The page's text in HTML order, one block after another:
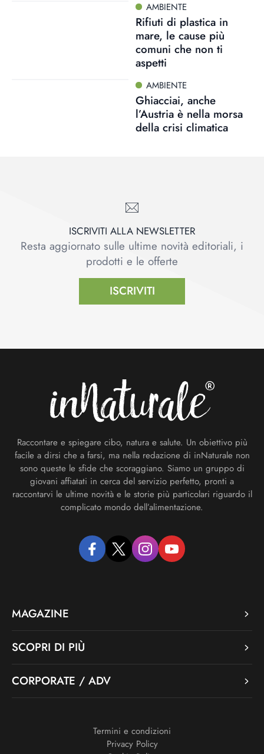
AMBIENTE
Rifiuti di plastica in
mare, le cause più
comuni che non ti
aspetti
AMBIENTE
Ghiacciai, anche
l’Austria è nella morsa
della crisi climatica
ISCRIVITI ALLA NEWSLETTER
Resta aggiornato sulle ultime novità editoriali, i
prodotti e le offerte
ISCRIVITI
Raccontare e spiegare cibo, natura e salute. Un obiettivo più
facile a dirsi che a farsi, ma nella redazione di inNaturale non
sono queste le sfide che scoraggiano. Siamo un gruppo di
giovani affiatati in cerca del servizio perfetto, pronti a
raccontarvi le ultime novità e le storie più particolari riguardo il
complicato mondo dell’alimentazione.
facebooktwitter instagramyoutube
MAGAZINE
SCOPRI DI PIÙ
CORPORATE / ADV
Termini e condizioni
Privacy Policy